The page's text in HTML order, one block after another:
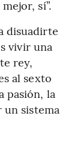
sí”.
disuadirte
vivir una
rey,
al sexto
pasión, la
sistema